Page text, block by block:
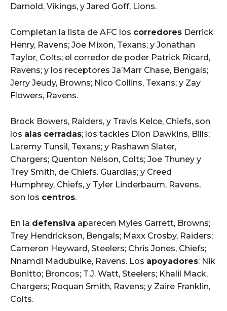
Darnold, Vikings, y Jared Goff, Lions.
Completan la lista de AFC los corredores Derrick
Henry, Ravens; Joe Mixon, Texans; y Jonathan
Taylor, Colts; el corredor de poder Patrick Ricard,
Ravens; y los receptores Ja’Marr Chase, Bengals;
Jerry Jeudy, Browns; Nico Collins, Texans; y Zay
Flowers, Ravens.
Brock Bowers, Raiders, y Travis Kelce, Chiefs, son
los alas cerradas; los tackles Dion Dawkins, Bills;
Laremy Tunsil, Texans; y Rashawn Slater,
Chargers; Quenton Nelson, Colts; Joe Thuney y
Trey Smith, de Chiefs. Guardias; y Creed
Humphrey, Chiefs, y Tyler Linderbaum, Ravens,
son los centros.
En la defensiva aparecen Myles Garrett, Browns;
Trey Hendrickson, Bengals; Maxx Crosby, Raiders;
Cameron Heyward, Steelers; Chris Jones, Chiefs;
Nnamdi Madubuike, Ravens. Los apoyadores: Nik
Bonitto; Broncos; T.J. Watt, Steelers; Khalil Mack,
Chargers; Roquan Smith, Ravens; y Zaire Franklin,
Colts.